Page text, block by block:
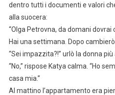
dentro tutti i documenti e valori
alla suocera:
“Olga Petrovna, da domani dovrai
Hai una settimana. Dopo
“Sei impazzita?!” urlò la donna più
“No,” rispose Katya calma. “Ho
casa mia.”
Al mattino l’appartamento era